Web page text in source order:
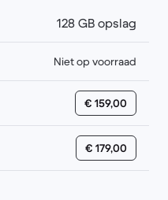
128 GB opslag
Niet op voorraad
€ 159,00
€ 179,00